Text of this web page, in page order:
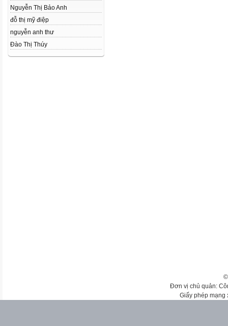
Nguyễn Thị Bảo Anh
đỗ thị mỹ điệp
nguyễn anh thư
Đào Thị Thúy
Đơn vị chủ quản:
Giấy phép mạng